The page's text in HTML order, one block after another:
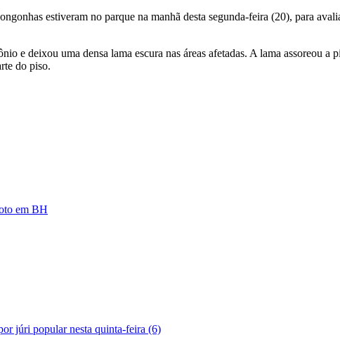
estiveram no parque na manhã desta segunda-feira (20), para
e deixou uma densa lama escura nas áreas afetadas. A lama assoreou
do piso.
em BH
júri popular nesta quinta-feira (6)